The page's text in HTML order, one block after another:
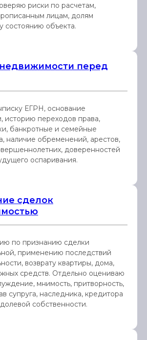
риски по расчетам,
лицам, долям
состоянию объекта.
перед
ЕГРН, основание
историю переходов права,
банкротные и семейные
наличие обременений, арестов,
доверенностей
оспаривания.
сделок
по признанию сделки
применению последствий
возврату квартиры, дома,
средств. Отдельно оцениваю
мнимость, притворность,
супруга, наследника, кредитора
собственности.